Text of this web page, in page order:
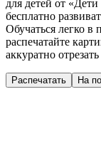
для детей от
бесплатно
Обучаться легко в
распечатайте
аккуратно
Распечатать На